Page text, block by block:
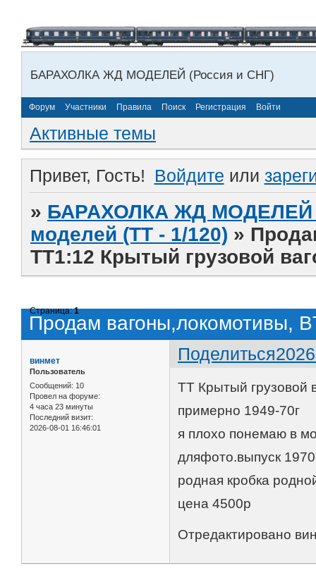
БАРАХОЛКА ЖД МОДЕЛЕЙ (Россия и СНГ)
Форум Участники Правила Поиск Регистрация Войти
Активные темы
Привет, Гость! Войдите или
» БАРАХОЛКА ЖД МОДЕЛЕЙ
моделей (ТТ - 1/120) »
TT1:12 Крытый грузовой
Продам вагоны,локомотивы,
Страница:1
Поделиться
винмет
Пользователь
Сообщений: 10
Провел на форуме:
4 часа 23 минуты
Последний визит:
2026-08-01 16:46:01
TT Крытый грузовой
примерно 1949-70г
я плохо понемаю в
дляфото.выпуск
родная кробка
цена 4500р
Отредактировано